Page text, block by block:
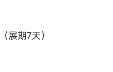
展期7天）